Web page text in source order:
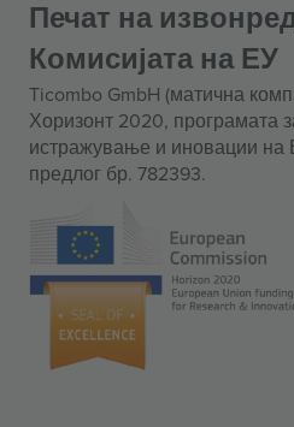
Печат на
Комисијата на ЕУ
Ticombo GmbH (матична
Хоризонт 2020, програмата
истражување и иновации на
предлог бр. 782393.